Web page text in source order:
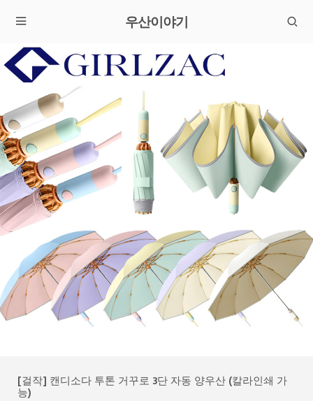
우산이야기
[걸작] 캔디소다 투톤 거꾸로 3단 자동 양우산 (칼라인쇄 가
능)